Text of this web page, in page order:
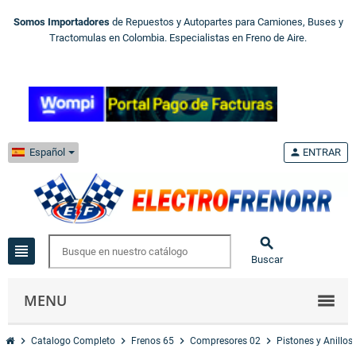
Somos Importadores de Repuestos y Autopartes para Camiones, Buses y
Tractomulas en Colombia. Especialistas en Freno de Aire.
Español
view_headline 
Buscar
person ENTRAR
MENU
chevron_right Catalogo Completo chevron_right Frenos 65 chevron_right Compresores 02 chevron_right Pistones y Anillos